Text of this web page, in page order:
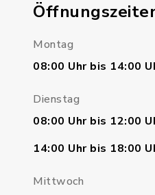
Montag
08:00 Uhr bis 14:00
Dienstag
08:00 Uhr bis 12:00
14:00 Uhr bis 18:00
Mittwoch